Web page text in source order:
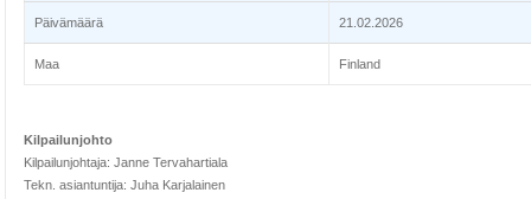
Päivämäärä 21.02.2026
Maa Finland
Kilpailunjohto
Kilpailunjohtaja: Janne Tervahartiala
Tekn. asiantuntija: Juha Karjalainen